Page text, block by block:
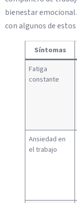
bienestar
con algunos de
Síntomas
Fatiga
constante
Ansiedad en
el trabajo